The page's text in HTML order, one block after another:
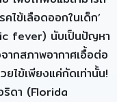
ไข้เลือดออกในเด็ก’
fever) นับเป็นปัญหา
กสภาพอากาศเอื้อต่อ
ยไข้เพียงแค่กัดเท่านั้น!
ริดา (Florida